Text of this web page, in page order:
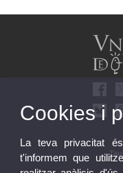
Cookies i
La teva privacitat
t'informem que